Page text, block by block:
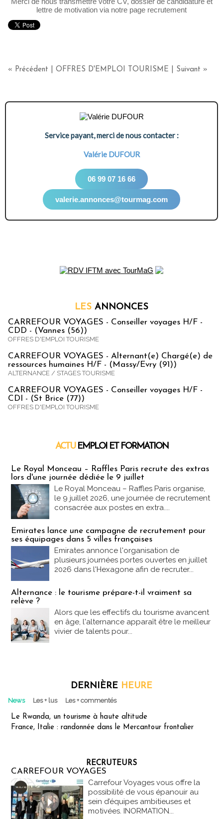
lettre de motivation via notre page recrutement
« Précédent OFFRES D'EMPLOI TOURISME Suivant »
Service payant, merci de nous contacter :
Valérie DUFOUR
06 99 07 16 66
valerie.annonces@tourmag.com
LES ANNONCES
CARREFOUR VOYAGES - Conseiller voyages H/F -
CDD - (Vannes (56))
OFFRES D'EMPLOI TOURISME
CARREFOUR VOYAGES - Alternant(e) Chargé(e) de
ressources humaines H/F - (Massy/Evry (91))
ALTERNANCE / STAGES TOURISME
CARREFOUR VOYAGES - Conseiller voyages H/F -
CDI - (St Brice (77))
OFFRES D'EMPLOI TOURISME
ACTU EMPLOI ET FORMATION
Le Royal Monceau – Raffles Paris recrute des extras
lors d'une journée dédiée le 9 juillet
Le Royal Monceau – Raffles Paris organise,
le 9 juillet 2026, une journée de recrutement
consacrée aux postes en extra....
Emirates lance une campagne de recrutement pour
ses équipages dans 5 villes françaises
Emirates annonce l'organisation de
plusieurs journées portes ouvertes en juillet
2026 dans l'Hexagone afin de recruter...
Alternance : le tourisme prépare-t-il vraiment sa
relève ?
Alors que les effectifs du tourisme avancent
en âge, l'alternance apparaît être le meilleur
vivier de talents pour...
DERNIÈRE HEURE
News Les + lus Les + commentés
Le Rwanda, un tourisme à haute altitude
France, Italie : randonnée dans le Mercantour frontalier
RECRUTEURS
CARREFOUR VOYAGES
Carrefour Voyages vous offre la
possibilité de vous épanouir au
sein d’équipes ambitieuses et
motivées. INORMATION...